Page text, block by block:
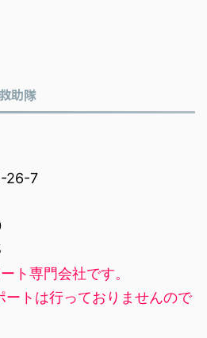
助隊
26-7
ト専門会社です。
ートは行っておりませんので